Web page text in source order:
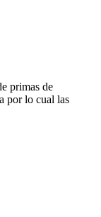
primas de
por lo cual las